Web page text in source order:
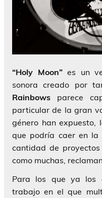
“Holy Moon”es un
sonora creado por
Rainbows parece
particular de la gran
género han
que podría caer en la
cantidad de
como muchas,
Para los que ya los
trabajo en el que